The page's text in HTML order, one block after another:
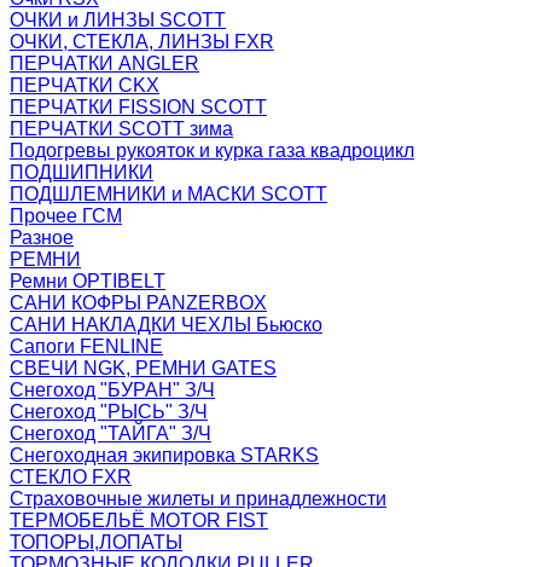
ОЧКИ и ЛИНЗЫ SCOTT
ОЧКИ, СТЕКЛА, ЛИНЗЫ FXR
ПЕРЧАТКИ ANGLER
ПЕРЧАТКИ CKX
ПЕРЧАТКИ FISSION SCOTT
ПЕРЧАТКИ SCOTT зима
Подогревы рукояток и курка газа квадроцикл
ПОДШИПНИКИ
ПОДШЛЕМНИКИ и МАСКИ SCOTT
Прочее ГСМ
Разное
РЕМНИ
Ремни OPTIBELT
САНИ КОФРЫ PANZERBOX
САНИ НАКЛАДКИ ЧЕХЛЫ Бьюско
Сапоги FENLINE
СВЕЧИ NGK, РЕМНИ GATES
Снегоход "БУРАН" З/Ч
Снегоход "РЫСЬ" З/Ч
Снегоход "ТАЙГА" З/Ч
Снегоходная экипировка STARKS
СТЕКЛО FXR
Страховочные жилеты и принадлежности
ТЕРМОБЕЛЬЁ MOTOR FIST
ТОПОРЫ,ЛОПАТЫ